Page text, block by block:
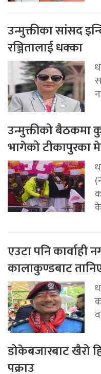
उन्मुक्तीका सांसद
रञ्जितालाई धक्का
उन्मुक्तीको
भागेको टीकापुरका
एउटा पनि
कालाकुण्डबाट
डोकेबजारबाट खैरो
पक्राउ